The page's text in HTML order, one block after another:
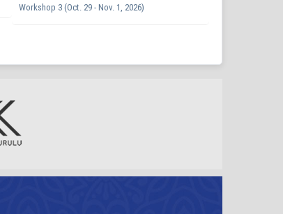
Workshop 3 (Oct. 29 - Nov. 1, 2026)